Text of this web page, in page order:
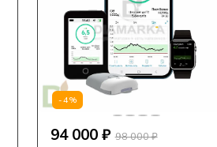
-4%
94 000 ₽ 98 000 ₽